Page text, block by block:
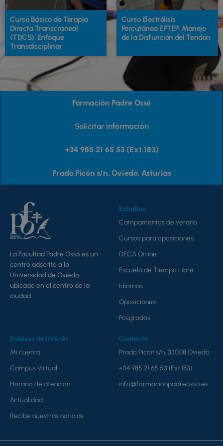
Curso Básico de Terapia
Directa Transcraneal
(TDCS). Enfoque
Transdisciplinar
se
pueden
elegir
página
producto
Curso Electrólisis
Percutánea EPTE®. Manejo
de la Disfunción del Tendón
la
Formación Padre Ossó
Solicitar información
+34 985 21 65 53 (Ext.183)
Prado Picón s/n, Oviedo, Asturias
La Facultad Padre Ossó es un
centro adscrito a la
Universidad de Oviedo
ubicado en el centro de la
ciudad.
Estudios
Campamentos de verano
Cursos para oposiciones
DECA Online
Escuela de Tiempo Libre
Idiomas
Oposiciones
Posgrados
Enlaces de interés
Mi cuenta
Campus Virtual
Horario de atención
Actualidad
Recibe nuestras noticias
Contacto
Prado Picón s/n, 33008 Oviedo
+34 985 21 65 53 (Ext.183)
info@formacionpadreosso.es